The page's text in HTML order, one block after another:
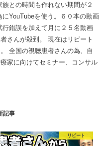
との時間も作れない期間が２
YouTubeを使う。６０本の動画
錯誤を加えて月に２５名動画
さんが殺到。 現在はリピート
全国の視聴患者さんの為、自
家に向けてセミナー、コンサル
記事
リピート